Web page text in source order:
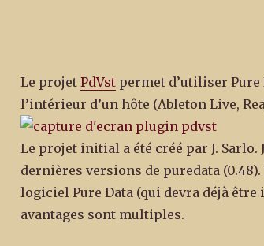
Le projet PdVstpermet d’utiliser Pure
l’intérieur d’un hôte (Ableton Live,
Le projet initial a été créé par J. Sarlo.
dernières versions de puredata
logiciel Pure Data (qui devra déjà
avantages sont multiples.